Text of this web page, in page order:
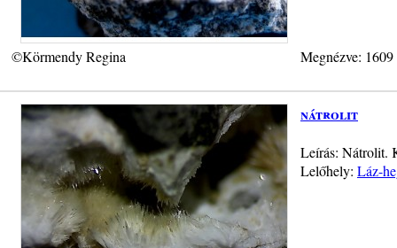
©Körmendy Regina Megnézve:
nátrolit
Leírás: Nátrolit.
Lelőhely: Láz-